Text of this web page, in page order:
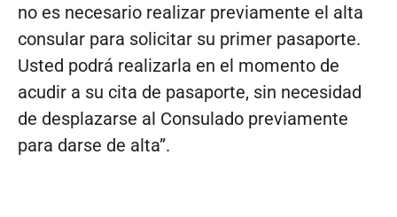
no es necesario realizar previamente el alta
consular para solicitar su primer pasaporte.
Usted podrá realizarla en el momento de
acudir a su cita de pasaporte, sin necesidad
de desplazarse al Consulado previamente
para darse de alta”.